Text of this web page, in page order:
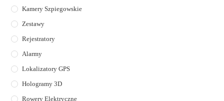
Kamery Szpiegowskie
Zestawy
Rejestratory
Alarmy
Lokalizatory GPS
Hologramy 3D
Rowery Elektryczne